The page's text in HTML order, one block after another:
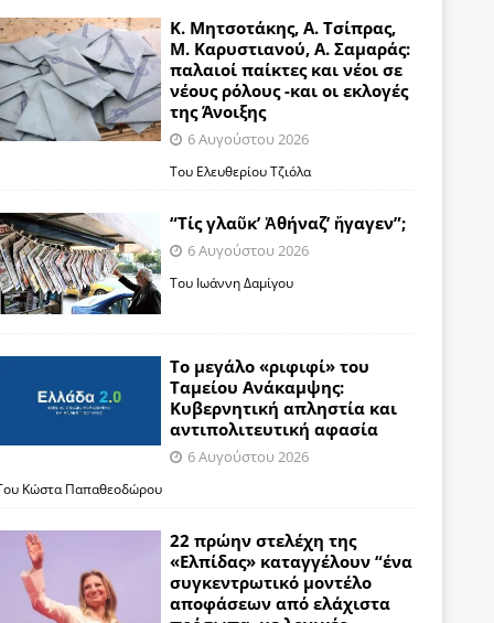
Κ. Μητσοτάκης, Α. Τσίπρας,
Μ. Καρυστιανού, Α. Σαμαράς:
παλαιοί παίκτες και νέοι σε
νέους ρόλους -και οι εκλογές
της Άνοιξης
6 Αυγούστου 2026
Του Ελευθερίου Τζιόλα
“Τίς γλαῦκ’ Ἀθήναζ’ ἤγαγεν”;
6 Αυγούστου 2026
Του Ιωάννη Δαμίγου
Το μεγάλο «ριφιφί» του
Ταμείου Ανάκαμψης:
Κυβερνητική απληστία και
αντιπολιτευτική αφασία
6 Αυγούστου 2026
Κώστα Παπαθεοδώρου
22 πρώην στελέχη της
«Ελπίδας» καταγγέλουν “ένα
συγκεντρωτικό μοντέλο
αποφάσεων από ελάχιστα